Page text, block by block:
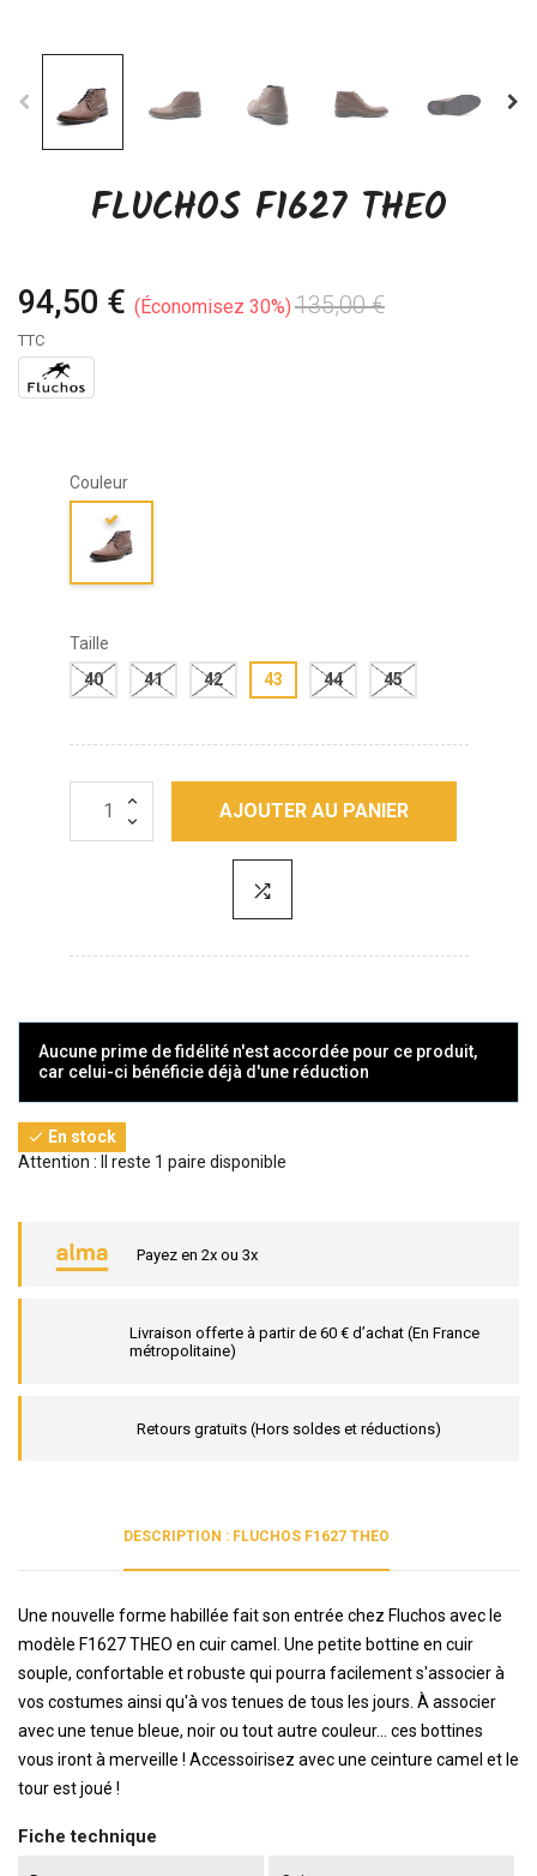
FLUCHOS F1627 THEO
94,50 € Économisez 30% 135,00 €
TTC
Couleur
Taille
40
41 42 43 44 45
AJOUTER AU PANIER
Aucune prime de fidélité n'est accordée pour ce produit,
car celui-ci bénéficie déjà d'une réduction
 En stock
Attention : Il reste 1 paire disponible
Payez en 2x ou 3x
Livraison offerte à partir de 60 € d’achat (En France
métropolitaine)
Retours gratuits (Hors soldes et réductions)
DESCRIPTION : FLUCHOS F1627 THEO
Une nouvelle forme habillée fait son entrée chez Fluchos avec le
modèle F1627 THEO en cuir camel. Une petite bottine en cuir
souple, confortable et robuste qui pourra facilement s'associer à
vos costumes ainsi qu'à vos tenues de tous les jours. À associer
avec une tenue bleue, noir ou tout autre couleur... ces bottines
vous iront à merveille ! Accessoirisez avec une ceinture camel et le
tour est joué !
Fiche technique